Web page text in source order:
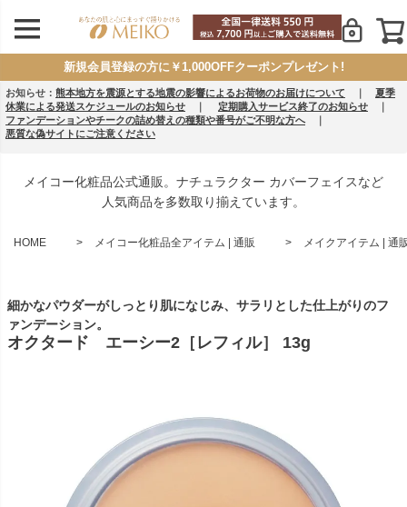
新規会員登録の方に￥1,000OFFクーポンプレゼント!
お知らせ： 熊本地方を震源とする地震の影響によるお荷物のお届けについて ｜ 夏季
休業による発送スケジュールのお知らせ ｜ 定期購入サービス終了のお知らせ ｜
ファンデーションやチークの詰め替えの種類や番号がご不明な方へ｜
悪質な偽サイトにご注意ください
メイコー化粧品公式通販。ナチュラクター カバーフェイスなど
人気商品を多数取り揃えています。
HOME メイコー化粧品全アイテム | 通販 メイクアイテム | 通
細かなパウダーがしっとり肌になじみ、サラリとした仕上がりのフ
ァンデーション。
オクタード エーシー2［レフィル］ 13g